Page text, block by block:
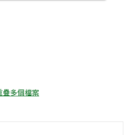
疊多個檔案